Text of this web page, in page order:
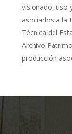
visionado, uso
asociados a la
Técnica del
Archivo
producción